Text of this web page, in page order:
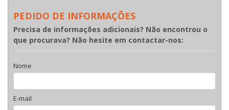
PEDIDO DE INFORMAÇÕES
Precisa de informações adicionais? Não encontrou o
que procurava? Não hesite em contactar-nos:
Nome
E-mail